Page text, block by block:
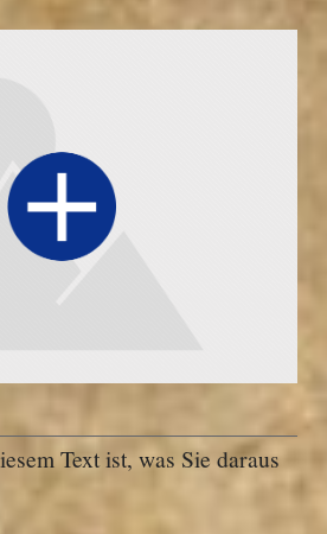
Text ist, was Sie daraus